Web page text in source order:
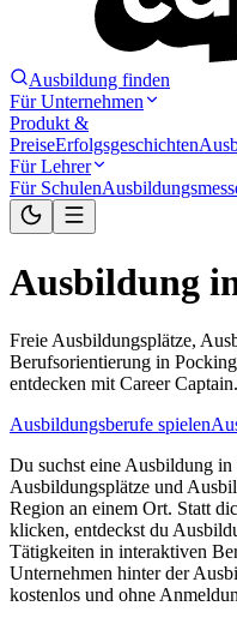
Ausbildung finden
Für Unternehmen
Produkt &
PreiseErfolgsgeschichten
Für Lehrer
Für Schulen
Ausbildung
Freie Ausbildungsplätze,
Berufsorientierung in Pocking
entdecken mit Career Captain.
Ausbildungsberufe spielen
Du suchst eine Ausbildung in
Ausbildungsplätze und
Region an einem Ort. Statt
klicken, entdeckst du
Tätigkeiten in interaktiven
Unternehmen hinter der
kostenlos und ohne